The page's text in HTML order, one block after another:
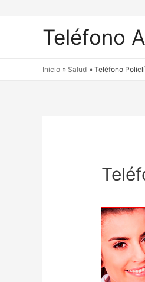
Teléfono
Inicio Salud Teléfono